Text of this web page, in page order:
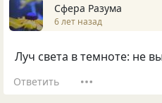
Сфера Разума
6 лет назад
Луч света в темноте: не
Ответить